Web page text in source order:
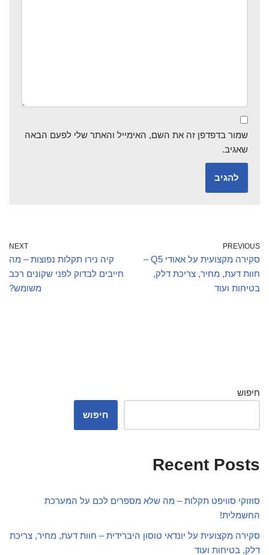
שמור בדפדפן זה את השם, האימייל והאתר שלי לפעם הבאה
שאגיב.
PREVIOUS
סקירה מקצועית על אאודי Q5 –
חוות דעת, מחיר, צריכת דלק,
בטיחות ועוד
NEXT
קיה נירו תקלות נפוצות – מה
חייבים לבדוק לפני שקונים רכב
משומש?
חיפוש
חיפוש
Recent Posts
סוזוקי סוויפט תקלות – מה שלא מספרים לכם על המערכת
החשמלית!
סקירה מקצועית על יונדאי טוסון היברידית – חוות דעת, מחיר, צריכת
דלק, בטיחות ועוד